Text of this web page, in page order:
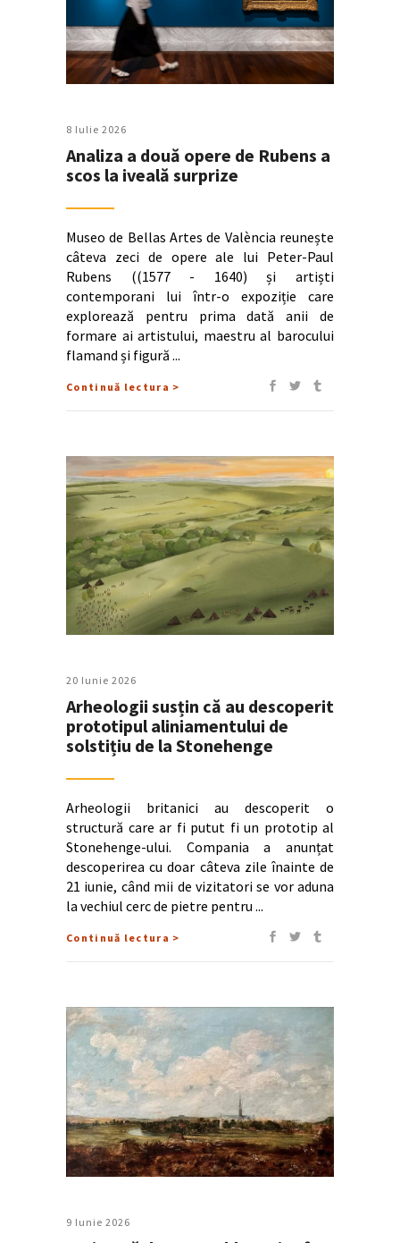
8 Iulie 2026
Analiza a două opere de Rubens a
scos la iveală surprize
Museo de Bellas Artes de València reunește
câteva zeci de opere ale lui Peter-Paul
Rubens ((1577 - 1640) și artiști
contemporani lui într-o expoziție care
explorează pentru prima dată anii de
formare ai artistului, maestru al barocului
flamand și figură
Continuă lectura >
20 Iunie 2026
Arheologii susțin că au descoperit
prototipul aliniamentului de
solstițiu de la Stonehenge
Arheologii britanici au descoperit o
structură care ar fi putut fi un prototip al
Stonehenge-ului. Compania a anunțat
descoperirea cu doar câteva zile înainte de
21 iunie, când mii de vizitatori se vor aduna
la vechiul cerc de pietre pentru
Continuă lectura >
9 Iunie 2026